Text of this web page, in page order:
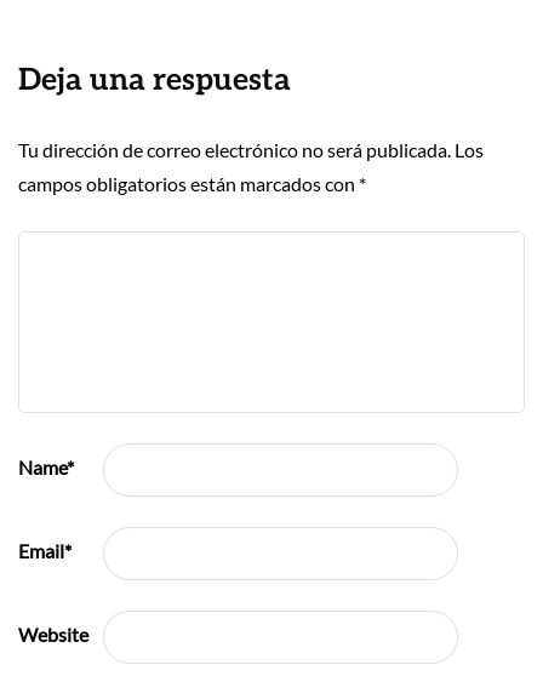
Deja una respuesta
Tu dirección de correo electrónico no será publicada. Los
campos obligatorios están marcados con *
Name*
Email*
Website